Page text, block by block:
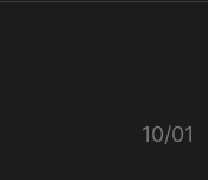
10/01